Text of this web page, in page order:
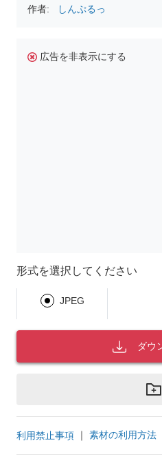
作者: しんぷるっ
広告を非表示にする
形式を選択してください
JPEG
ダウ
利用禁止事項 ｜ 素材の利用方法